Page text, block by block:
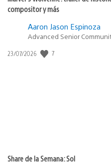
compositor y más
Aaron Jason Espinoza
Advanced Senior
Fecha
23/07/2026 7
Share de la Semana: Sol